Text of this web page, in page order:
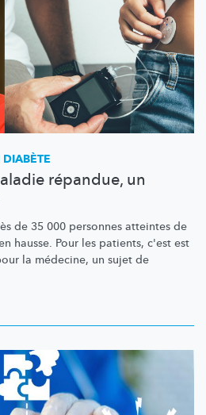
répandue, un
de 35 000 personnes atteintes de
hausse. Pour les patients, c'est est
la médecine, un sujet de